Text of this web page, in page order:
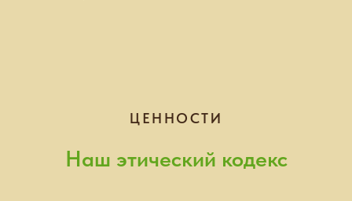
ЦЕННОСТИ
Наш этический кодекс